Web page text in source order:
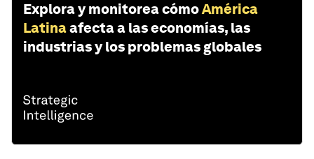
Explora y monitorea cómoAmérica
Latinaafecta a las economías, las
industrias y los problemas globales